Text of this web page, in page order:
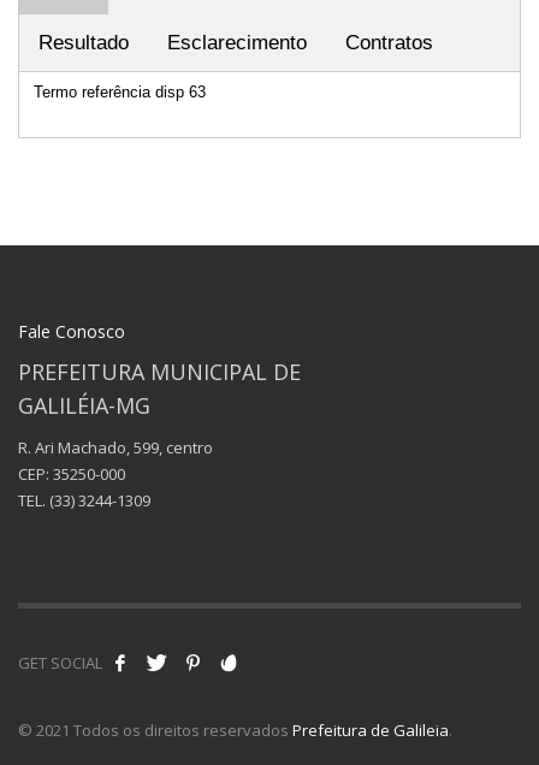
Resultado Esclarecimento Contratos
Termo referência disp 63
Fale Conosco
PREFEITURA MUNICIPAL DE
GALILÉIA-MG
R. Ari Machado, 599, centro
CEP: 35250-000
TEL. (33) 3244-1309
GET SOCIAL
© 2021 Todos os direitos reservados Prefeitura de Galileia.